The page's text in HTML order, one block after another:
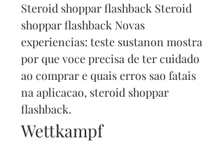
Steroid shoppar flashback Steroid
shoppar flashback Novas
experiencias: teste sustanon mostra
por que voce precisa de ter cuidado
ao comprar e quais erros sao fatais
na aplicacao, steroid shoppar
flashback.
Wettkampf